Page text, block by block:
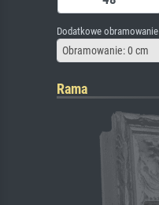
Dodatkowe obramowanie
Obramowanie: 0 cm
Rama